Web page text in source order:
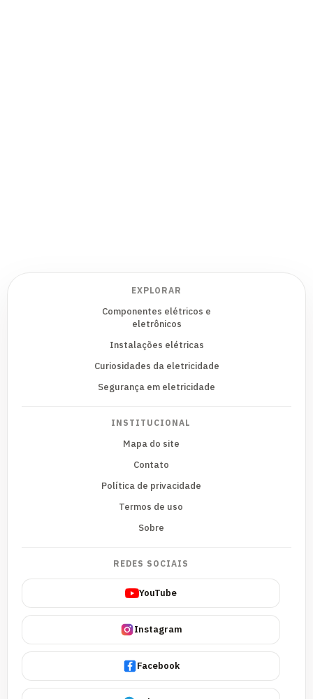
EXPLORAR
Componentes elétricos e
eletrônicos
Instalações elétricas
Curiosidades da eletricidade
Segurança em eletricidade
INSTITUCIONAL
Mapa do site
Contato
Política de privacidade
Termos de uso
Sobre
REDES SOCIAIS
YouTube
Instagram
Facebook